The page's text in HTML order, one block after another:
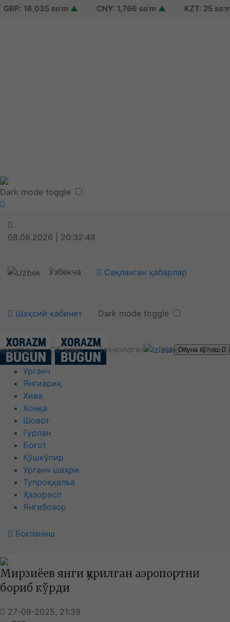
16,035 so'm▲ CNY: 1,766 so'm▲ KZT: 25 so'm▲
Dark mode toggle
08.08.2026 | 20:32:48
Ўзбекча Сақланган ҳабарлар
Шаҳсий кабинет Dark mode toggle
Об-ҳаво Технология ЖаҳонОбуна бўлиш
Урганч
Янгиариқ
Хива
Хонқа
Шовот
Гурлан
Боғот
Қўшкўпир
Урганч шаҳри
Тупроққалъа
Ҳазорасп
Янгибозор
Боғланиш
Мирзиёев янги қурилган аэропортни
бориб кўрди
27-08-2025, 21:39